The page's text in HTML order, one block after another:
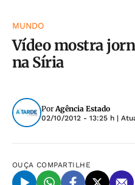
MUNDO
Vídeo mostra
na Síria
PorAgência Estado
02/10/2012 - 13:25 h |
OUÇA COMPARTILHE